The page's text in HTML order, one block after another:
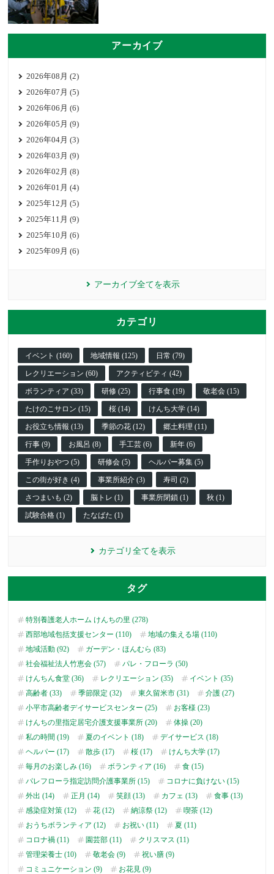
アーカイブ
2026年08月 (2)
2026年07月 (5)
2026年06月 (6)
2026年05月 (9)
2026年04月 (3)
2026年03月 (9)
2026年02月 (8)
2026年01月 (4)
2025年12月 (5)
2025年11月 (9)
2025年10月 (6)
2025年09月 (6)
アーカイブ全てを表示
カテゴリ
イベント (160) 地域情報 (125) 日常 (79)
レクリエーション (60) アクティビティ (42)
ボランティア (33) 研修 (25) 行事食 (19) 敬老会 (15)
たけのこサロン (15) 桜 (14) けんち大学 (14)
お役立ち情報 (13) 季節の花 (12) 郷土料理 (11)
行事 (9) お風呂 (8) 手工芸 (6) 新年 (6)
手作りおやつ (5) 研修会 (5) ヘルパー募集 (5)
この街が好き (4) 事業所紹介 (3) 寿司 (2)
さつまいも (2) 脳トレ (1) 事業所閉鎖 (1) 秋 (1)
試験合格 (1) たなばた (1)
カテゴリ全てを表示
タグ
特別養護老人ホーム けんちの里 (278)
西部地域包括支援センター (110)
地域の集える場 (110)
地域活動 (92)
ガーデン・ほんむら (83)
社会福祉法人竹恵会 (57)
パレ・フローラ (50)
けんちん食堂 (36)
レクリエーション (35)
イベント (35)
高齢者 (33)
季節限定 (32) 東久留米市 (31)
介護 (27)
小平市高齢者デイサービスセンター (25)
お客様 (23)
けんちの里指定居宅介護支援事業所 (20)
体操 (20)
私の時間 (19)
夏のイベント (18)
デイサービス (18)
ヘルパー (17)
散歩 (17) 桜 (17)
けんち大学 (17)
毎月のお楽しみ (16)
ボランティア (16)
食 (15)
パレフローラ指定訪問介護事業所 (15)
コロナに負けない (15)
外出 (14)
正月 (14) 笑顔 (13) カフェ (13)
食事 (13)
感染症対策 (12)
花 (12) 納涼祭 (12)
喫茶 (12)
おうちボランティア (12)
お祝い (11)
夏 (11)
コロナ禍 (11)
園芸部 (11)
クリスマス (11)
管理栄養士 (10)
敬老会 (9)
祝い膳 (9)
コミュニケーション (9)
お花見 (9)